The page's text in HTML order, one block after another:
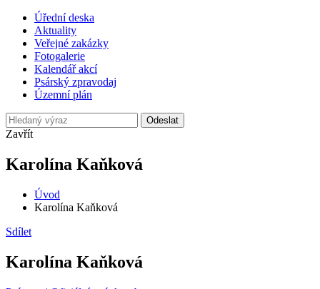
Úřední deska
Aktuality
Veřejné zakázky
Fotogalerie
Kalendář akcí
Psárský zpravodaj
Územní plán
Odeslat
Zavřít
Karolína Kaňková
Úvod
Karolína Kaňková
Sdílet
Karolína Kaňková